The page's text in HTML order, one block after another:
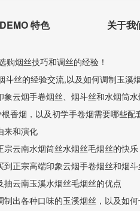
烟丝技巧和调丝的经验！
丝的经验交流,以及如何调制玉溪
云烟手卷烟丝、烟斗丝和水烟筒
香烟，以及初学手卷烟需要哪些配
来和演化
云南水烟筒丝水烟丝毛烟丝的快乐
正宗高端印象云烟手卷烟丝和烟
云南玉溪水烟丝毛烟丝的优点
出各种口味的玉溪烟丝，以及如
DEMO 特色 关于我